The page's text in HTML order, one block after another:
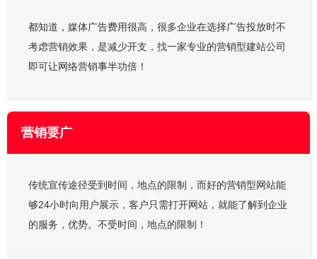
都知道，媒体广告费用很高，很多企业在选择广告投放时不
考虑营销效果，是减少开支，找一家专业的营销型建站公司
即可让网络营销事半功倍！
营销要广
传统宣传途径受到时间，地点的限制，而好的营销型网站能
够24小时向用户展示，客户只需打开网站，就能了解到企业
的服务，优势。不受时间，地点的限制！